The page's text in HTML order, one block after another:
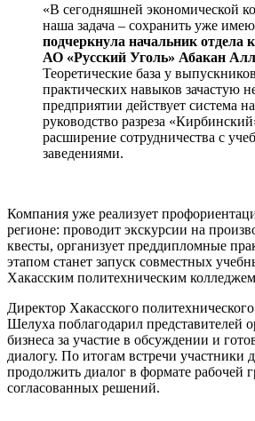
«В сегодняшней экономической
наша задача – сохранить уже
подчеркнула начальник отдела
АО «Русский Уголь» Абакан
Теоретические база у
практических навыков зачастую
предприятии действует система
руководство разреза
расширение сотрудничества с
заведениями.
Компания уже реализует
регионе: проводит экскурсии на
квесты, организует преддипломные
этапом станет запуск совместных
Хакасским политехническим
Директор Хакасского
Шелуха поблагодарил представителей
бизнеса за участие в обсуждении и
диалогу. По итогам встречи участники
продолжить диалог в формате рабочей
согласованных решений.